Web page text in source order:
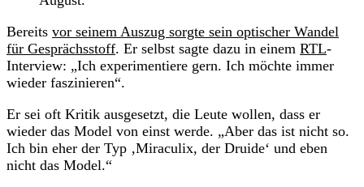
Bereits vor seinem Auszug sorgte sein optischer Wandel
für Gesprächsstoff. Er selbst sagte dazu in einem RTL-
Interview: „Ich experimentiere gern. Ich möchte immer
wieder faszinieren“.
Er sei oft Kritik ausgesetzt, die Leute wollen, dass er
wieder das Model von einst werde. „Aber das ist nicht so.
Ich bin eher der Typ ‚Miraculix, der Druide‘ und eben
nicht das Model.“